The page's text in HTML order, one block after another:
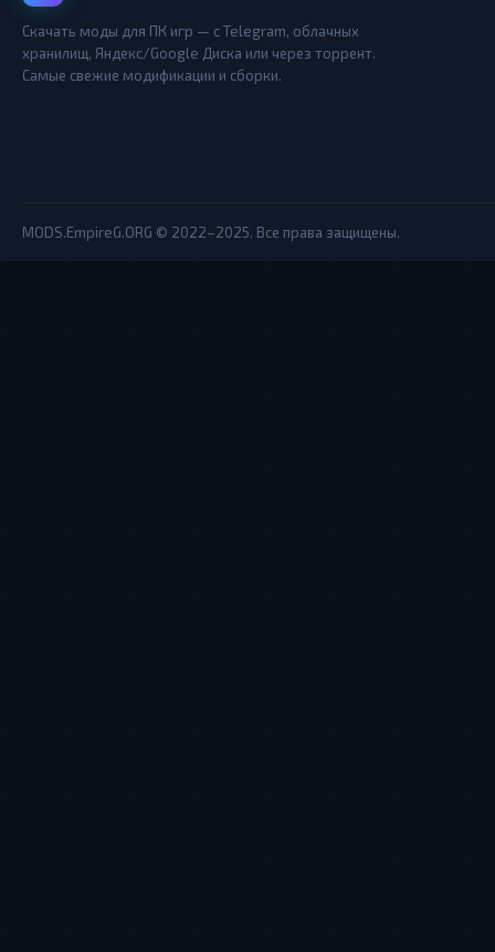
Скачать моды для ПК игр — с Telegram, облачных
хранилищ, Яндекс/Google Диска или через торрент.
Самые свежие модификации и сборки.
MODS.EmpireG.ORG © 2022–2025. Все права защищены.